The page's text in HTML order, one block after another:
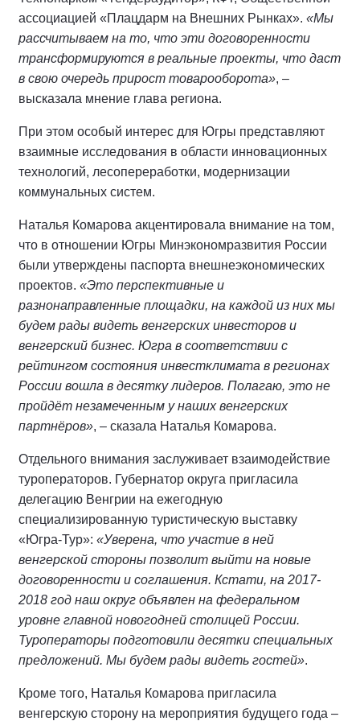
ассоциацией «Плацдарм на Внешних Рынках». «Мы
рассчитываем на то, что эти договоренности
трансформируются в реальные проекты, что даст
в свою очередь прирост товарооборота», –
высказала мнение глава региона.
При этом особый интерес для Югры представляют
взаимные исследования в области инновационных
технологий, лесопереработки, модернизации
коммунальных систем.
Наталья Комарова акцентировала внимание на том,
что в отношении Югры Минэкономразвития России
были утверждены паспорта внешнеэкономических
проектов. «Это перспективные и
разнонаправленные площадки, на каждой из них мы
будем рады видеть венгерских инвесторов и
венгерский бизнес. Югра в соответствии с
рейтингом состояния инвестклимата в регионах
России вошла в десятку лидеров. Полагаю, это не
пройдёт незамеченным у наших венгерских
партнёров», – сказала Наталья Комарова.
Отдельного внимания заслуживает взаимодействие
туроператоров. Губернатор округа пригласила
делегацию Венгрии на ежегодную
специализированную туристическую выставку
«Югра-Тур»: «Уверена, что участие в ней
венгерской стороны позволит выйти на новые
договоренности и соглашения. Кстати, на 2017-
2018 год наш округ объявлен на федеральном
уровне главной новогодней столицей России.
Туроператоры подготовили десятки специальных
предложений. Мы будем рады видеть гостей».
Кроме того, Наталья Комарова пригласила
венгерскую сторону на мероприятия будущего года –